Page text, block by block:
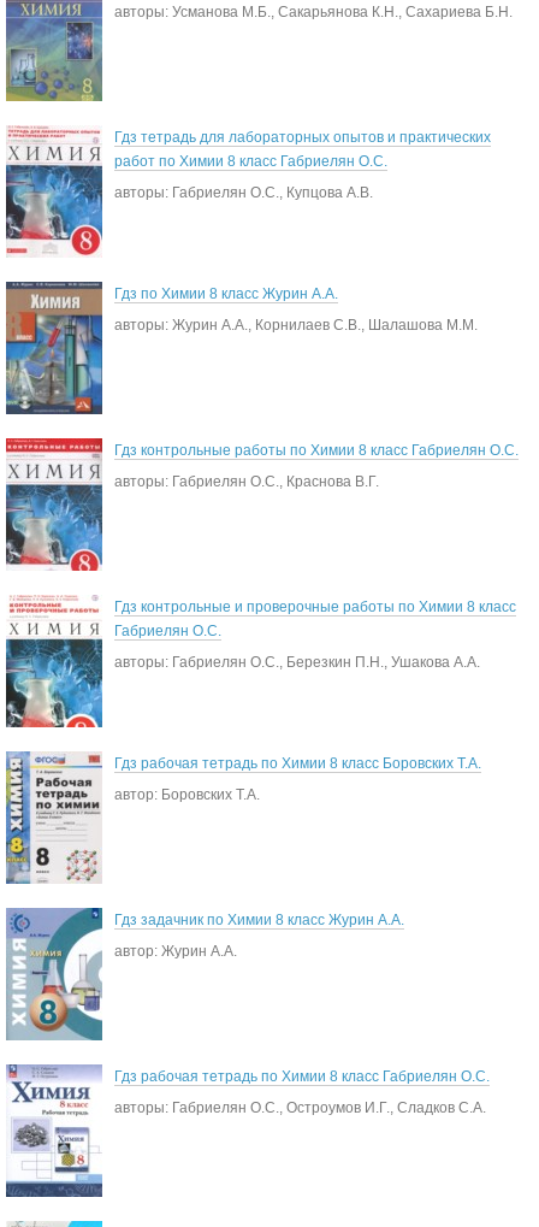
авторы: Усманова М.Б., Сакарьянова К.Н., Сахариева Б.Н.
Гдз тетрадь для лабораторных опытов и практических
работ по Химии 8 класс Габриелян О.С.
авторы: Габриелян О.С., Купцова А.В.
Гдз по Химии 8 класс Журин А.А.
авторы: Журин А.А., Корнилаев С.В., Шалашова М.М.
Гдз контрольные работы по Химии 8 класс Габриелян О.С.
авторы: Габриелян О.С., Краснова В.Г.
Гдз контрольные и проверочные работы по Химии 8 класс
Габриелян О.С.
авторы: Габриелян О.С., Березкин П.Н., Ушакова А.А.
Гдз рабочая тетрадь по Химии 8 класс Боровских Т.А.
автор: Боровских Т.А.
Гдз задачник по Химии 8 класс Журин А.А.
автор: Журин А.А.
Гдз рабочая тетрадь по Химии 8 класс Габриелян О.С.
авторы: Габриелян О.С., Остроумов И.Г., Сладков С.А.